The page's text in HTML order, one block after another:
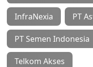
InfraNexia PT
PT Semen Indonesia
Telkom Akses